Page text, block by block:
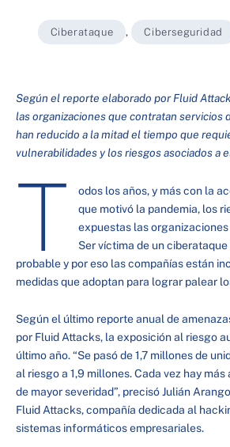
Ciberataque , Ciberseguridad
Según el reporte elaborado por Fluid
las organizaciones que contratan servicios
han reducido a la mitad el tiempo que
vulnerabilidades y los riesgos asociados a
T
odos los años, y más con la
que motivó la pandemia, los
expuestas las
Ser víctima de un
probable y por eso las compañías están
medidas que adoptan para lograr palear
Según el último reporte anual de
por Fluid Attacks, la exposición al riesgo
último año. “Se pasó de 1,7 millones de
al riesgo a 1,9 millones. Cada vez hay
de mayor severidad”, precisó Julián
Fluid Attacks, compañía dedicada al
sistemas informáticos empresariales.